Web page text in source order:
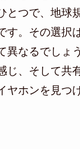
とつで、地球
す。その選択
異なるでしょ
じ、そして共
ヤホンを見つ